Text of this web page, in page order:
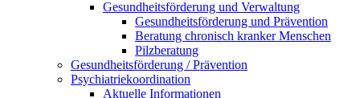
Gesundheitsförderung und Verwaltung
Gesundheitsförderung und Prävention
Beratung chronisch kranker Menschen
Pilzberatung
Gesundheits­förderung / Prävention
Psychiatriekoordination
Aktuelle Informationen